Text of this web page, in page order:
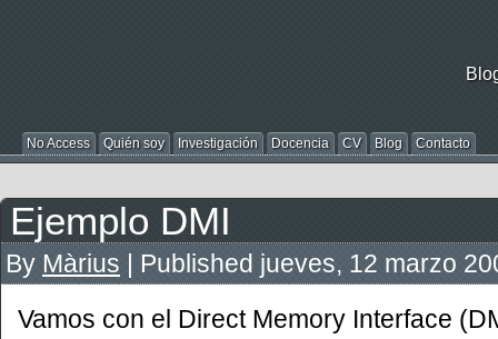
No Access Quién soy Investigación Docencia CV Blog Contacto
Ejemplo DMI
By Màrius | Published jueves, 12 marzo
Vamos con el Direct Memory Interface